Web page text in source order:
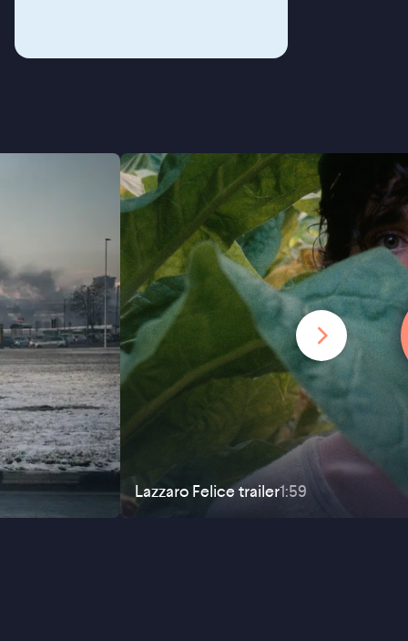
Lazzaro Felice trailer1:59